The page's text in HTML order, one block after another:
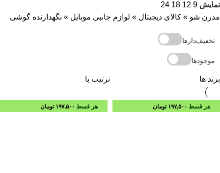
نمایش 9
12
18
24
مدرن شو » کالای دیجیتال » لوازم جانبی موبایل » نگهدارنده گوشی
تخفیف‌دارها
موجودها
برند ها ترتیب با
هر قسط ۱۹۷,۵۰۰ تومان هر قسط ۱۹۷,۵۰۰ تومان